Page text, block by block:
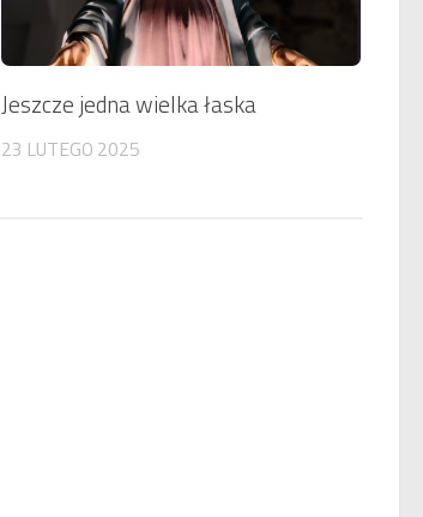
Jeszcze jedna wielka łaska
23 LUTEGO 2025